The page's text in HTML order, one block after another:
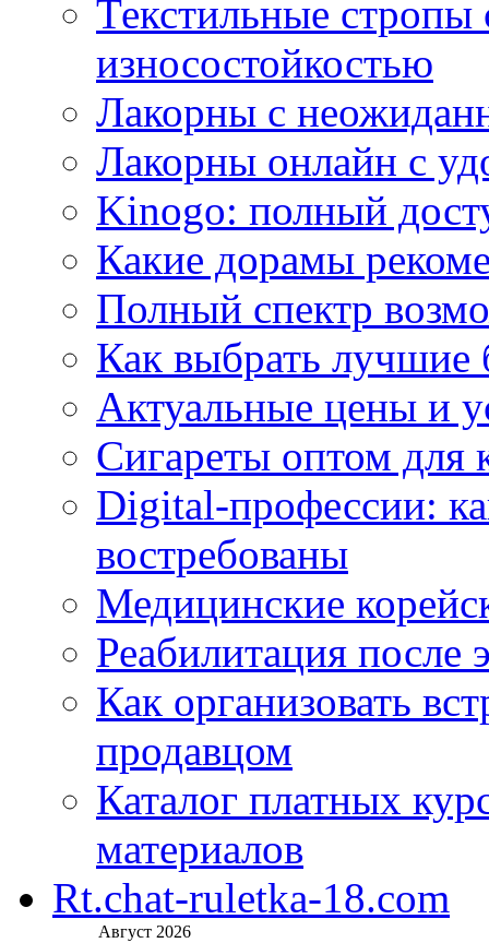
Текстильные
износостойкостью
Лакорны с
Лакорны онлайн с
Kinogo: полный
Какие дорамы
Полный спектр
Как выбрать
Актуальные цены и
Сигареты оптом для
Digital-профессии:
востребованы
Медицинские
Реабилитация после
Как организовать
продавцом
Каталог платных
материалов
Rt.chat-ruletka-18.com
Август 2026